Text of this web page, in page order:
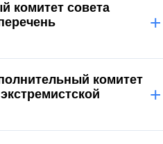
комитет совета
+
комитет
+